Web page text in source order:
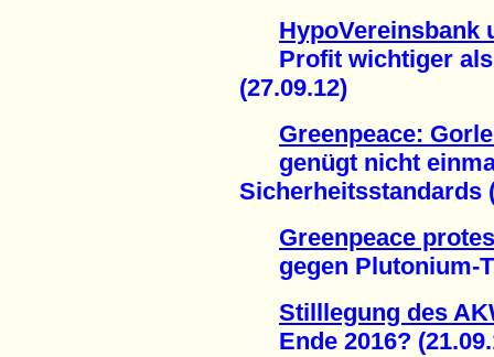
HypoVereinsbank
Profit wichtiger als
(27.09.12)
Greenpeace:
genügt nicht
Sicherheitsstandards
Greenpeace
gegen Plutonium-
Stilllegung des
Ende 2016?